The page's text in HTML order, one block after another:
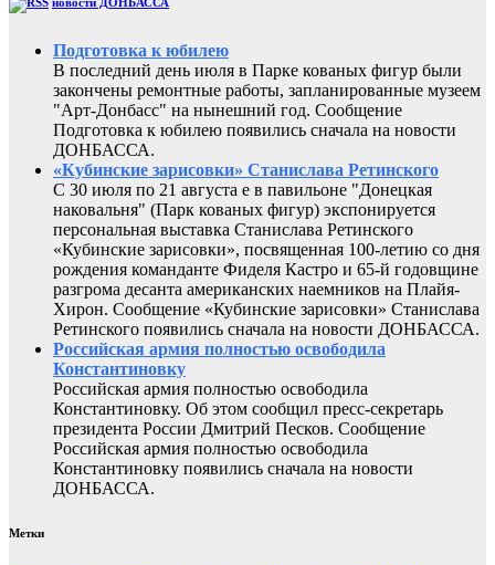
Подготовка к юбилею
В последний день июля в Парке кованых фигур были
закончены ремонтные работы, запланированные музеем
"Арт-Донбасс" на нынешний год. Сообщение
Подготовка к юбилею появились сначала на новости
ДОНБАССА.
«Кубинские зарисовки» Станислава Ретинского
С 30 июля по 21 августа е в павильоне "Донецкая
наковальня" (Парк кованых фигур) экспонируется
персональная выставка Станислава Ретинского
«Кубинские зарисовки», посвященная 100-летию со дня
рождения команданте Фиделя Кастро и 65-й годовщине
разгрома десанта американских наемников на Плайя-
Хирон. Сообщение «Кубинские зарисовки» Станислава
Ретинского появились сначала на новости ДОНБАССА.
Российская армия полностью освободила
Константиновку
Российская армия полностью освободила
Константиновку. Об этом сообщил пресс-секретарь
президента России Дмитрий Песков. Сообщение
Российская армия полностью освободила
Константиновку появились сначала на новости
ДОНБАССА.
Метки